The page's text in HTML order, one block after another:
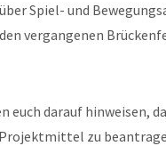
Spiel- und
vergangenen
euch darauf hinweisen,
zu